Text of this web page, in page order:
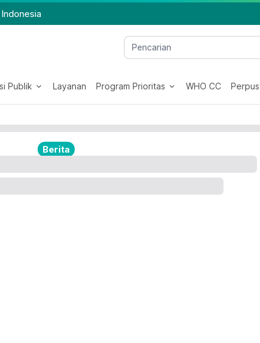
Publik Layanan Program Prioritas WHO CC
Berita